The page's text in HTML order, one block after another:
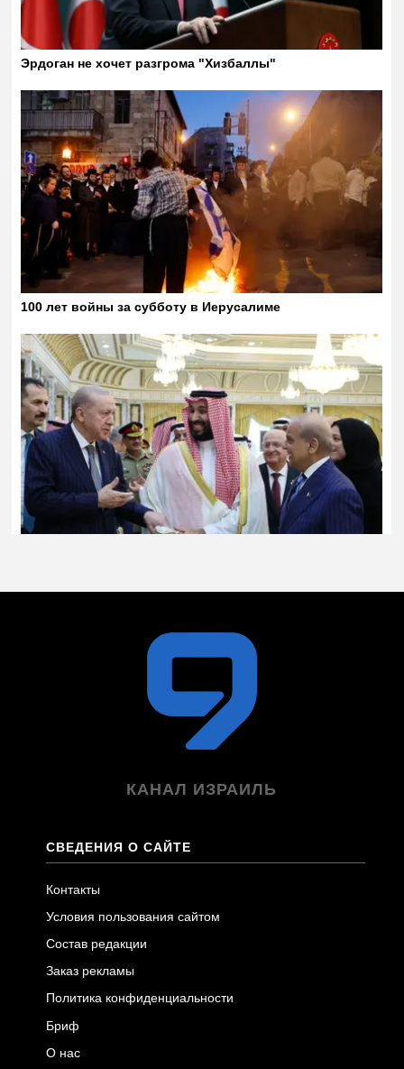
КАНАЛ ИЗРАИЛЬ
СВЕДЕНИЯ О САЙТЕ
Контакты
Условия пользования сайтом
Состав редакции
Заказ рекламы
Политика конфиденциальности
Бриф
О нас